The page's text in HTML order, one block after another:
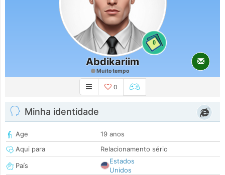
0
Abdikariim
Muito tempo
0
Minha identidade
Age
19 anos
Aqui para
Relacionamento sério
País
Estados
Unidos